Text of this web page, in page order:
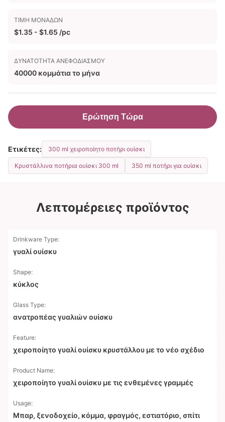
ΤΙΜΉ ΜΟΝΆΔΩΝ
$1.35 - $1.65 /pc
ΔΥΝΑΤΌΤΗΤΑ ΑΝΕΦΟΔΙΑΣΜΟΎ
40000 κομμάτια το μήνα
Ερώτηση Τώρα
Ετικέτες: 300 ml χειροποίητο ποτήρι ουίσκι
Κρυστάλλινα ποτήρια ουίσκι 300 ml 350 ml ποτήρι για ουίσκι
Λεπτομέρειες προϊόντος
Drinkware Type:
γυαλί ουίσκυ
Shape:
κύκλος
Glass Type:
ανατροπέας γυαλιών ουίσκυ
Feature:
χειροποίητο γυαλί ουίσκυ κρυστάλλου με το νέο σχέδιο
Product Name:
χειροποίητο γυαλί ουίσκυ με τις ενθεμένες γραμμές
Usage:
Μπαρ, ξενοδοχείο, κόμμα, φραγμός, εστιατόριο, σπίτι